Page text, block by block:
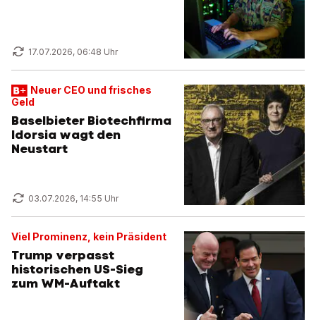
17.07.2026, 06:48 Uhr
Neuer CEO und frisches
Geld
Baselbieter Biotechfirma
Idorsia wagt den
Neustart
03.07.2026, 14:55 Uhr
Viel Prominenz, kein Präsident
Trump verpasst
historischen US-Sieg
zum WM-Auftakt